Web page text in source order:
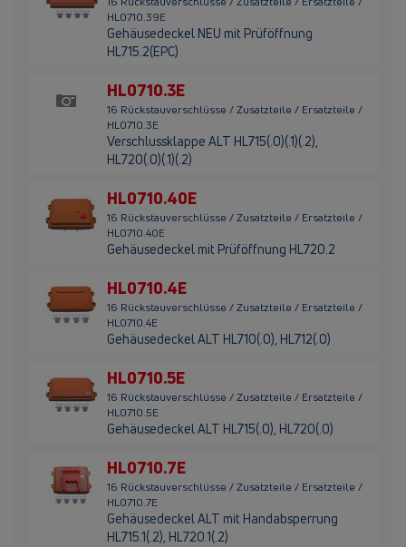
HL0710.39E
Gehäusedeckel NEU mit Prüföffnung
HL715.2(EPC)
HL0710.3E
16 Rückstauverschlüsse / Zusatzteile / Ersatzteile /
HL0710.3E
Verschlussklappe ALT HL715(.0)(.1)(.2),
HL720(.0)(.1)(.2)
HL0710.40E
16 Rückstauverschlüsse / Zusatzteile / Ersatzteile /
HL0710.40E
Gehäusedeckel mit Prüföffnung HL720.2
HL0710.4E
16 Rückstauverschlüsse / Zusatzteile / Ersatzteile /
HL0710.4E
Gehäusedeckel ALT HL710(.0), HL712(.0)
HL0710.5E
16 Rückstauverschlüsse / Zusatzteile / Ersatzteile /
HL0710.5E
Gehäusedeckel ALT HL715(.0), HL720(.0)
HL0710.7E
16 Rückstauverschlüsse / Zusatzteile / Ersatzteile /
HL0710.7E
Gehäusedeckel ALT mit Handabsperrung
HL715.1(.2), HL720.1(.2)